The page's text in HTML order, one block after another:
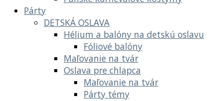
Párty
DETSKÁ OSLAVA
Hélium a balóny na detskú oslavu
Fóliové balóny
Maľovanie na tvár
Oslava pre chlapca
Maľovanie na tvár
Párty témy